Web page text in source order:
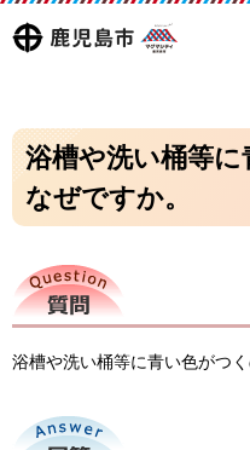
鹿児島
マグ
マシ
浴槽や洗い桶等
なぜですか。
質問
浴槽や洗い桶等に青い色がつく
回答